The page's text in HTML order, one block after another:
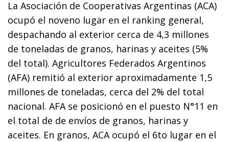
La Asociación de Cooperativas Argentinas (ACA)
ocupó el noveno lugar en el ranking general,
despachando al exterior cerca de 4,3 millones
de toneladas de granos, harinas y aceites (5%
del total). Agricultores Federados Argentinos
(AFA) remitió al exterior aproximadamente 1,5
millones de toneladas, cerca del 2% del total
nacional. AFA se posicionó en el puesto N°11 en
el total de de envíos de granos, harinas y
aceites. En granos, ACA ocupó el 6to lugar en el